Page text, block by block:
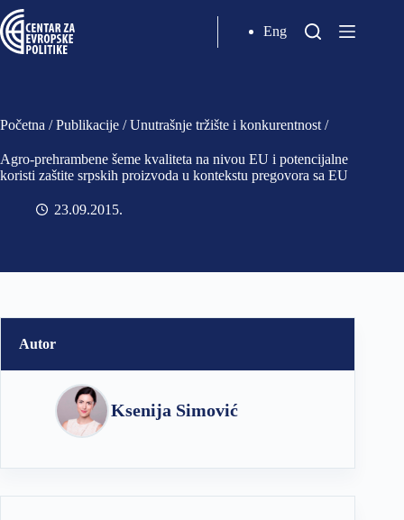
Eng
Početna /Publikacije /Unutrašnje tržište i konkurentnost /
Agro-prehrambene šeme kvaliteta na nivou EU i potencijalne
koristi zaštite srpskih proizvoda u kontekstu pregovora sa EU
23.09.2015
Autor
Ksenija Simović